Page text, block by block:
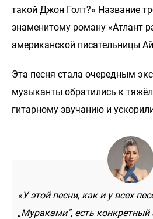
такой Джон Голт?» Название
знаменитому роману «Атлант
американской писательницы
Эта песня стала очередным
музыканты обратились к
гитарному звучанию и
«У этой песни, как и у всех
„Мураками“, есть конкретный